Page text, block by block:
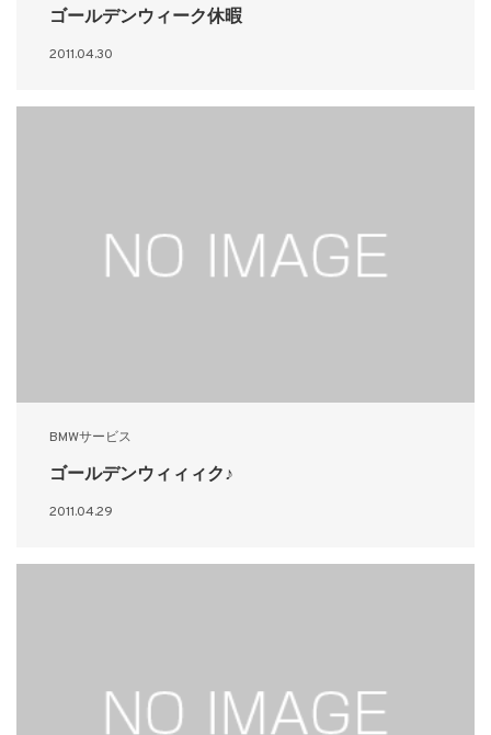
ゴールデンウィーク休暇
2011.04.30
BMWサービス
ゴールデンウィィィク♪
2011.04.29